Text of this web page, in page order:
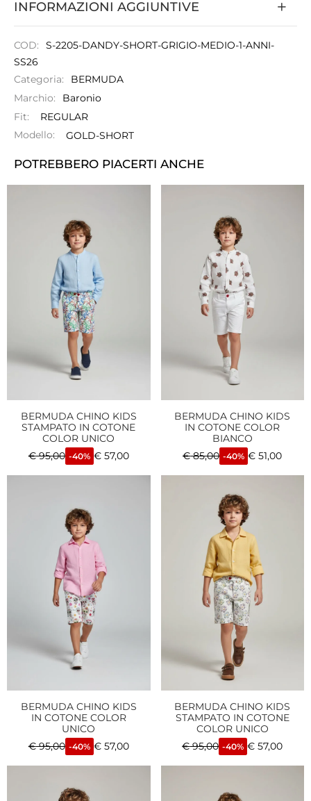
INFORMAZIONI AGGIUNTIVE
Fit:
REGULAR
Modello:
GOLD-SHORT
COD:
S-2205-DANDY-SHORT-GRIGIO-MEDIO-1-ANNI-
SS26
Categoria:
BERMUDA
Marchio:
Baronio
POTREBBERO PIACERTI ANCHE
BERMUDA CHINO KIDS
STAMPATO IN COTONE
COLOR UNICO
€95,00 -40% €57,00
BERMUDA CHINO KIDS
IN COTONE COLOR
BIANCO
€85,00 -40% € 51,00
BERMUDA CHINO KIDS
IN COTONE COLOR
UNICO
€95,00 -40% €57,00
BERMUDA CHINO KIDS
STAMPATO IN COTONE
COLOR UNICO
€95,00 -40% € 57,00